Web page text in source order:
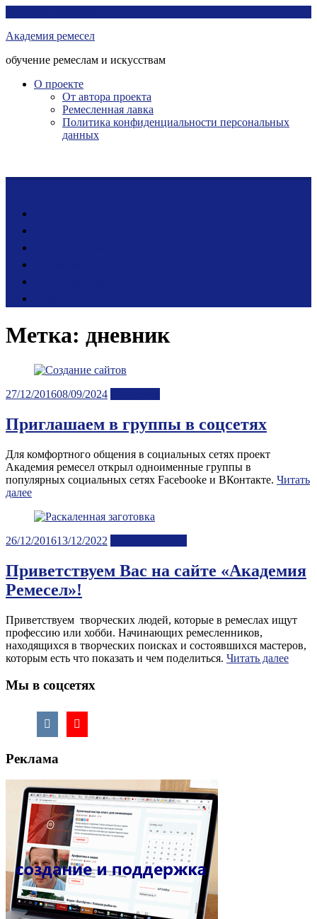
контенту
Академия ремесел
обучение ремеслам и искусствам
О проекте
От автора проекта
Ремесленная лавка
Политика конфиденциальности персональных
данных
Метка: дневник
Posted
27/12/201608/09/2024
Приглашаем в группы в соцсетях
Для комфортного общения в социальных сетях проект
Академия ремесел открыл одноименные группы в
популярных социальных сетях Facebooke и ВКонтакте. Читать
далее
Posted
26/12/201613/12/2022
Приветствуем Вас на сайте «Академия
Ремесел»!
Приветствуем творческих людей, которые в ремеслах ищут
профессию или хобби. Начинающих ремесленников,
находящихся в творческих поисках и состоявшихся мастеров,
которым есть что показать и чем поделиться. Читать далее
Мы в соцсетях
Реклама